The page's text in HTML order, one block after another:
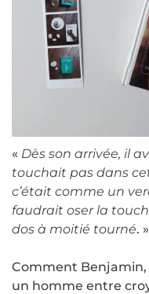
« Dès son arrivée, il
touchait pas dans
c’était comme un
faudrait oser la
dos à moitié tourné. »
Comment Benjamin,
un homme entre